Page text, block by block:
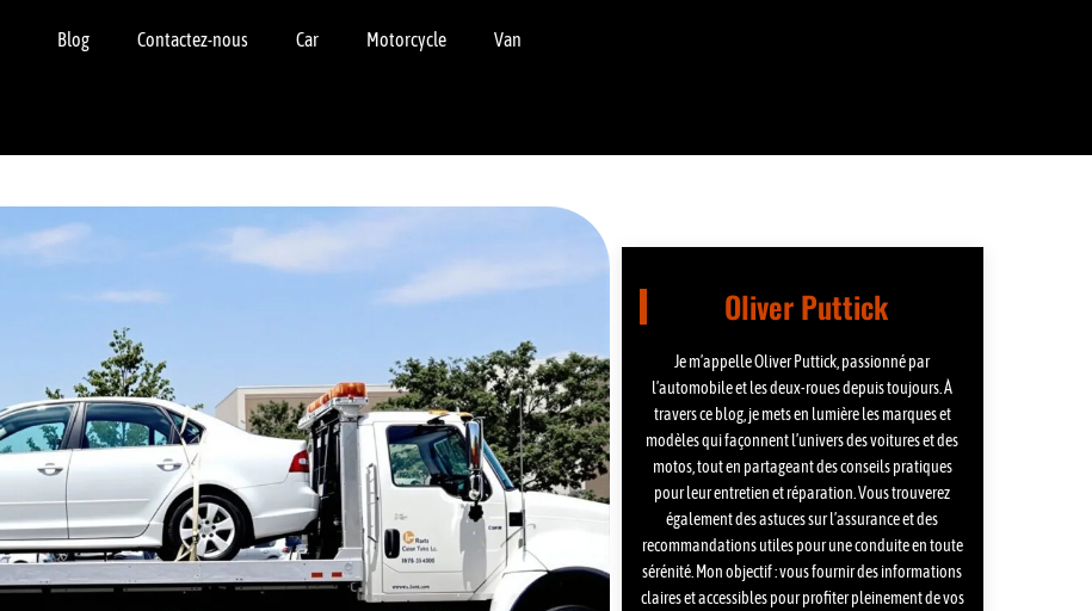
Blog Contactez-nous Car Motorcycle Van
Oliver Puttick
Je m’appelle Oliver Puttick, passionné par
l’automobile et les deux-roues depuis toujours. À
travers ce blog, je mets en lumière les marques et
modèles qui façonnent l’univers des voitures et des
motos, tout en partageant des conseils pratiques
pour leur entretien et réparation. Vous trouverez
également des astuces sur l’assurance et des
recommandations utiles pour une conduite en toute
sérénité. Mon objectif : vous fournir des informations
claires et accessibles pour profiter pleinement de vos